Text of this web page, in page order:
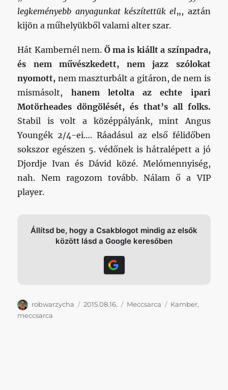
legkeményebb anyagunkat készítettük el„, aztán
kijön a műhelyükből valami alter szar.
Hát Kambernél nem. Ő ma is kiállt a színpadra,
és nem művészkedett, nem jazz szólokat
nyomott, nem maszturbált a gitáron, de nem is
mismásolt, hanem letolta az echte ipari
Motörheades döngölését, és that’s all folks.
Stabil is volt a középpályánk, mint Angus
Youngék 2/4-ei…. Ráadásul az első félidőben
sokszor egészen 5. védőnek is hátralépett a jó
Djordje Ivan és Dávid közé. Melómennyiség,
nah. Nem ragozom tovább. Nálam ő a VIP
player.
Állítsd be, hogy a Csakblogot mindig az elsők
között lásd a Google keresőben
Szerző
robwarzycha Közzétéve
2015.08.16. Kategória
Meccsarca Címke
Kamber,
meccsarca